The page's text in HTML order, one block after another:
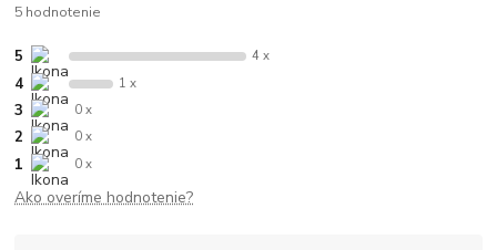
5 hodnotenie
5 4 x
4 1 x
3 0 x
2 0 x
1 0 x
Ako overíme hodnotenie?